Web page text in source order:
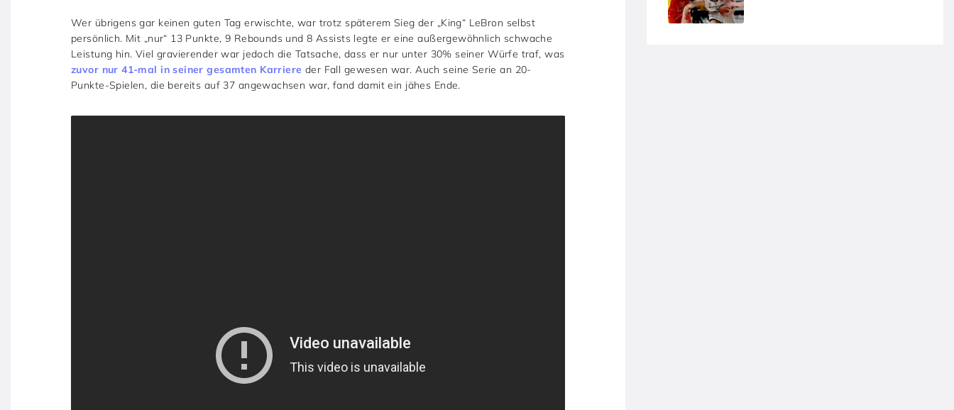
Wer übrigens gar keinen guten Tag erwischte, war trotz späterem Sieg der „King“ LeBron selbst
persönlich. Mit „nur“ 13 Punkte, 9 Rebounds und 8 Assists legte er eine außergewöhnlich schwache
Leistung hin. Viel gravierender war jedoch die Tatsache, dass er nur unter 30% seiner Würfe traf, was
zuvor nur 41-mal in seiner gesamten Karriere der Fall gewesen war. Auch seine Serie an 20-
Punkte-Spielen, die bereits auf 37 angewachsen war, fand damit ein jähes Ende.